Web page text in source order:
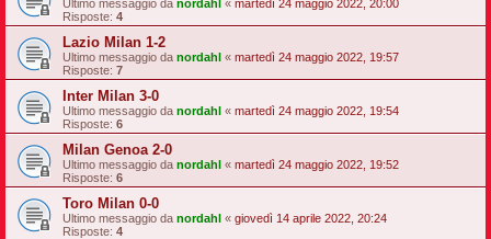
Ultimo messaggio da nordahl « martedì 24 maggio 2022, 20:00
Risposte: 4
Lazio Milan 1-2
Ultimo messaggio da nordahl « martedì 24 maggio 2022, 19:57
Risposte: 7
Inter Milan 3-0
Ultimo messaggio da nordahl « martedì 24 maggio 2022, 19:54
Risposte: 6
Milan Genoa 2-0
Ultimo messaggio da nordahl « martedì 24 maggio 2022, 19:52
Risposte: 6
Toro Milan 0-0
Ultimo messaggio da nordahl « giovedì 14 aprile 2022, 20:24
Risposte: 4